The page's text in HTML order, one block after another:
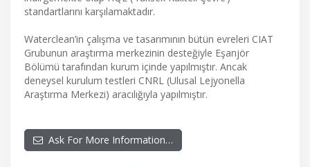
standartlarını karşılamaktadır.
Waterclean’in çalışma ve tasarımının bütün evreleri CIAT
Grubunun araştırma merkezinin desteğiyle Eşanjör
Bölümü tarafından kurum içinde yapılmıştır. Ancak
deneysel kurulum testleri CNRL (Ulusal Lejyonella
Araştırma Merkezi) aracılığıyla yapılmıştır.
Ask For More Information…